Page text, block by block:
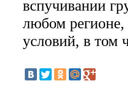
вспучивании
любом регионе,
условий, в том